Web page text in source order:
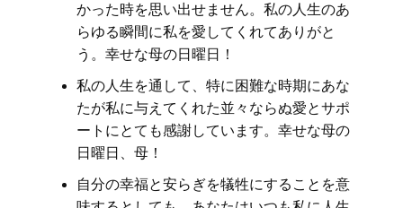
かった時を思い出せません。私の人生のあ
らゆる瞬間に私を愛してくれてありがと
う。幸せな母の日曜日！
私の人生を通して、特に困難な時期にあな
たが私に与えてくれた並々ならぬ愛とサポ
ートにとても感謝しています。幸せな母の
日曜日、母！
自分の幸福と安らぎを犠牲にすることを意